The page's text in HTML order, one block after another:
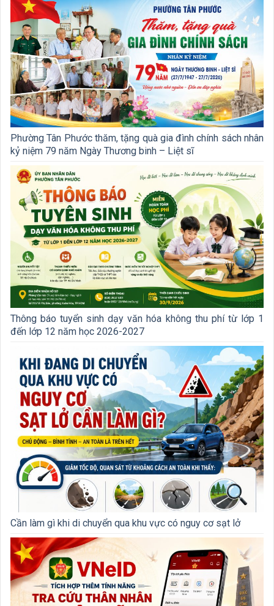
Phường Tân Phước thăm, tặng quà gia đình chính sách nhân
kỷ niệm 79 năm Ngày Thương binh – Liệt sĩ
Thông báo tuyển sinh dạy văn hóa không thu phí từ lớp 1
đến lớp 12 năm học 2026-2027
Cần làm gì khi di chuyển qua khu vực có nguy cơ sạt lở